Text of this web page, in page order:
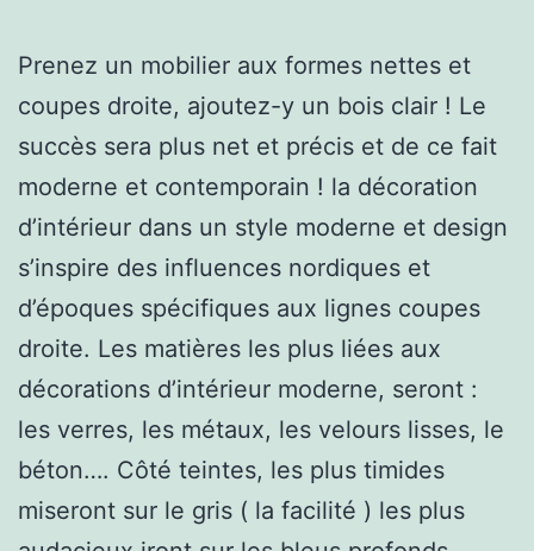
Prenez un mobilier aux formes nettes et
coupes droite, ajoutez-y un bois clair ! Le
succès sera plus net et précis et de ce fait
moderne et contemporain ! la décoration
d’intérieur dans un style moderne et design
s’inspire des influences nordiques et
d’époques spécifiques aux lignes coupes
droite. Les matières les plus liées aux
décorations d’intérieur moderne, seront :
les verres, les métaux, les velours lisses, le
béton…. Côté teintes, les plus timides
miseront sur le gris ( la facilité ) les plus